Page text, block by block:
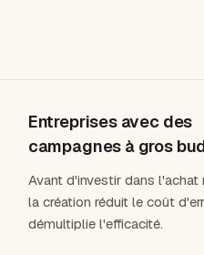
Entreprises avec des
campagnes à gros
Avant d'investir dans l'achat
la création réduit le coût
démultiplie l'efficacité.